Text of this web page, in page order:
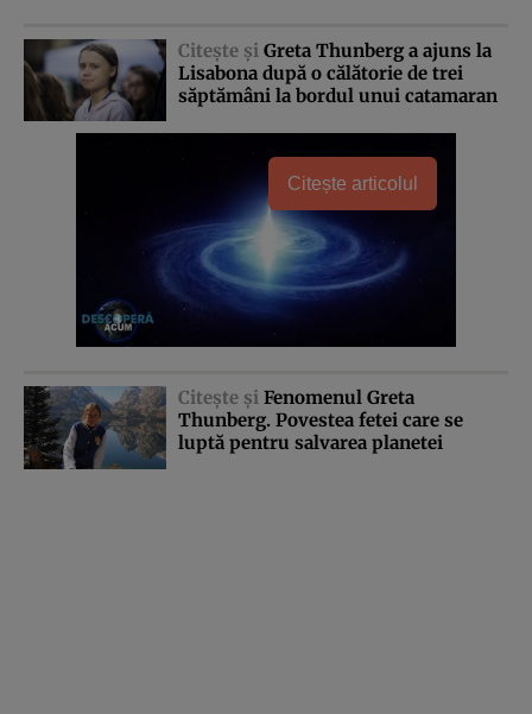
Citeşte şi Greta Thunberg a ajuns la
Lisabona după o călătorie de trei
săptămâni la bordul unui catamaran
Citește articolul
Citeşte şi Fenomenul Greta
Thunberg. Povestea fetei care se
luptă pentru salvarea planetei